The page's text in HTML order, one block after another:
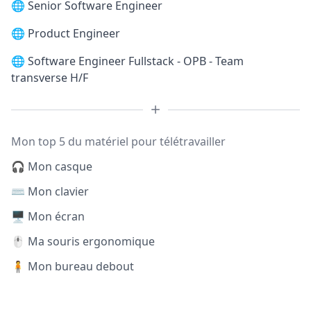
🌐 Senior Software Engineer
🌐 Product Engineer
🌐 Software Engineer Fullstack - OPB - Team
transverse H/F
Mon top 5 du matériel pour télétravailler
🎧 Mon casque
⌨️ Mon clavier
🖥️ Mon écran
🖱️ Ma souris ergonomique
🧍 Mon bureau debout